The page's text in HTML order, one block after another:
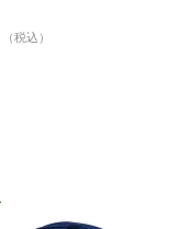
（税込）